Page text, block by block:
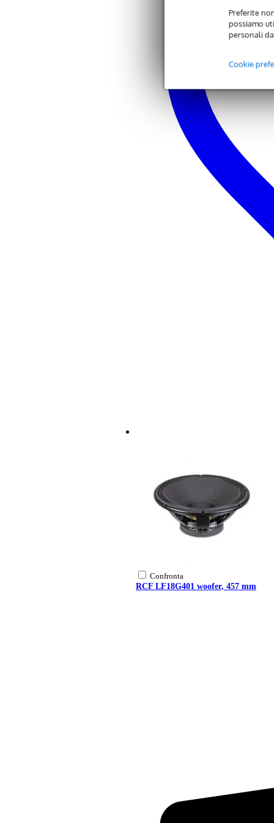
Preferite
possiamo
personali
Cookie
fattore BL: 23,8 N/A
massa in movimento:
lunghezza
Danno X pp: 51 mm
Re: 5,4 ohm
Qms: 7,3
Qes: 0,39
Qts: 0,38
Vas: 250 l
Cms: 111 µm/N
Rms: 5,7 kg/s
Efficienza: 2,4%
Sd: 0,1255 m²
Xmax: 11 mm
Le @1 kHz: 1,9 mH
Confronta
RCF LF18G401 woofer, 457 mm